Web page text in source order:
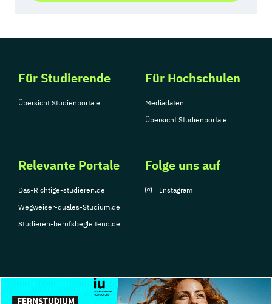
Für Studierende
Übersicht Studienportale
Für Hochschulen
Mediadaten
Übersicht Studienportale
Relevante Portale
Das-Richtige-studieren.de
Wegweiser-duales-Studium.de
Studieren-berufsbegleitend.de
Folge uns auf
Instagram
© Copyright 2026, TarGroup Media GmbH